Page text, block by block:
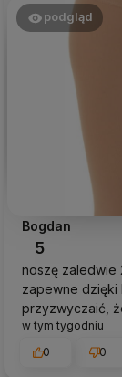
podgląd
Bogdan
5
noszę zaledwie
zapewne dzięki
przyzwyczaić,
w tym tygodniu
0
0